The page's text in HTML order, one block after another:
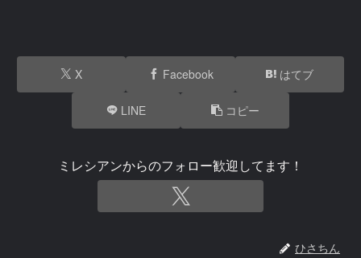
X Facebook はてブ
LINE コピー
ミレシアンからのフォロー歓迎してます！
ひさちん